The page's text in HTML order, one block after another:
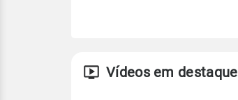
Vídeos em destaque